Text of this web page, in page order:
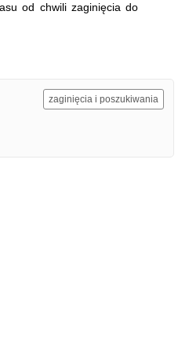
od chwili zaginięcia do
zaginięcia i poszukiwania